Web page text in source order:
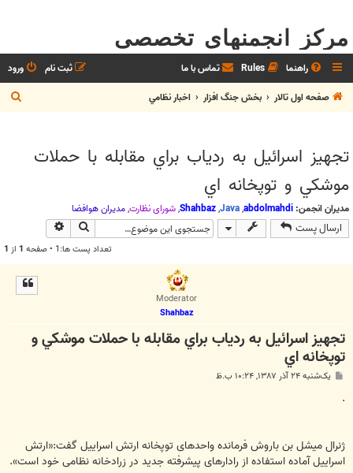
مرکز انجمنهای تخصصی
راهنما Rules تماس با ما ورود
ثبت نام
صفحه اول تالار
بخش جنگ افزار اخبار نظامي
س
تجهيز اسرائيل به ردياب براي مقابله با حملات
موشکي و توپخانه اي
مدیران انجمن: abdolmahdi
,
Java
,
Shahbaz
,شوراي نظارت,مديران هوافضا
ارسال پست جستجو
تعداد پست ها:1 • صفحه 1 از 1
Moderator
Shahbaz
تجهيز اسرائيل به ردياب براي مقابله با حملات موشکي و
توپخانه اي
یک‌شنبه ۲۴ آذر ۱۳۸۷, ۱۰:۲۴ ب.ظ
.
ژنرال میشل بن باروش فرمانده واحدهای توپخانه ارتش اسراییل گفت:«ارتش
اسراییل آماده استفاده از رادارهای پیشرفته جدید در زرادخانه نظامی خود است».